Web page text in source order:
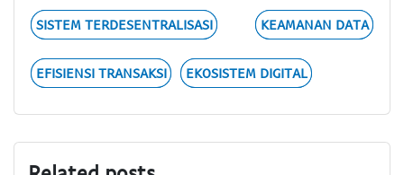
SISTEM TERDESENTRALISASI KEAMANAN DATA
EFISIENSI TRANSAKSI EKOSISTEM DIGITAL